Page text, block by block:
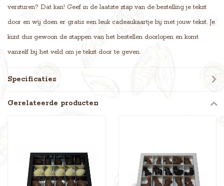
versturen? Dat kan! Geef in de laatste stap van de bestelling je tekst
door en wij doen er gratis een leuk cadeaukaartje bij met jouw tekst. Je
kunt dus gewoon de stappen van het bestellen doorlopen en komt
vanzelf bij het veld om je tekst door te geven.
Specificaties
Gerelateerde producten